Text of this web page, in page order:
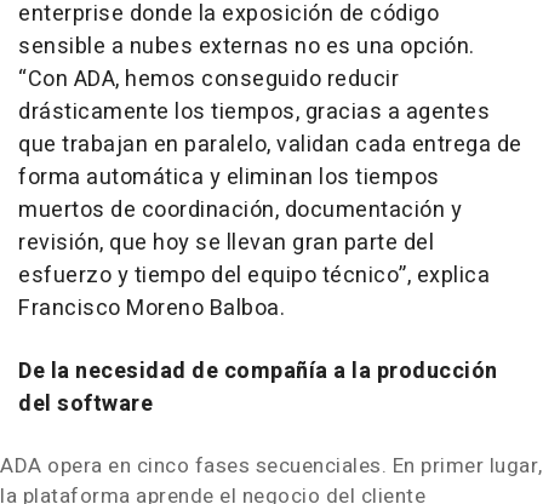
enterprise donde la exposición de código
sensible a nubes externas no es una opción.
“Con ADA, hemos conseguido reducir
drásticamente los tiempos, gracias a agentes
que trabajan en paralelo, validan cada entrega de
forma automática y eliminan los tiempos
muertos de coordinación, documentación y
revisión, que hoy se llevan gran parte del
esfuerzo y tiempo del equipo técnico”, explica
Francisco Moreno Balboa.
De la necesidad de compañía a la producción
del software
ADA opera en cinco fases secuenciales. En primer lugar,
la plataforma aprende el negocio del cliente